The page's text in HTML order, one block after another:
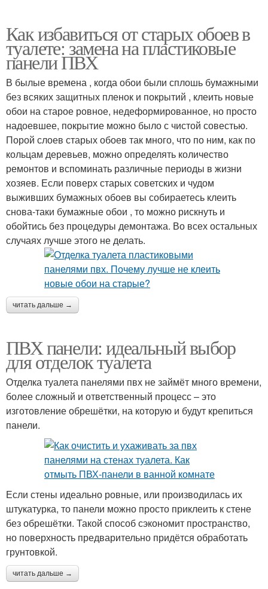
Как избавиться от старых обоев в
туалете: замена на пластиковые
панели ПВХ
В былые времена , когда обои были сплошь бумажными
без всяких защитных пленок и покрытий , клеить новые
обои на старое ровное, недеформированное, но просто
надоевшее, покрытие можно было с чистой совестью.
Порой слоев старых обоев так много, что по ним, как по
кольцам деревьев, можно определять количество
ремонтов и вспоминать различные периоды в жизни
хозяев. Если поверх старых советских и чудом
выживших бумажных обоев вы собираетесь клеить
снова-таки бумажные обои , то можно рискнуть и
обойтись без процедуры демонтажа. Во всех остальных
случаях лучше этого не делать.
читать дальше →
ПВХ панели: идеальный выбор
для отделок туалета
Отделка туалета панелями пвх не займёт много времени,
более сложный и ответственный процесс – это
изготовление обрешётки, на которую и будут крепиться
панели.
Если стены идеально ровные, или производилась их
штукатурка, то панели можно просто приклеить к стене
без обрешётки. Такой способ сэкономит пространство,
но поверхность предварительно придётся обработать
грунтовкой.
читать дальше →